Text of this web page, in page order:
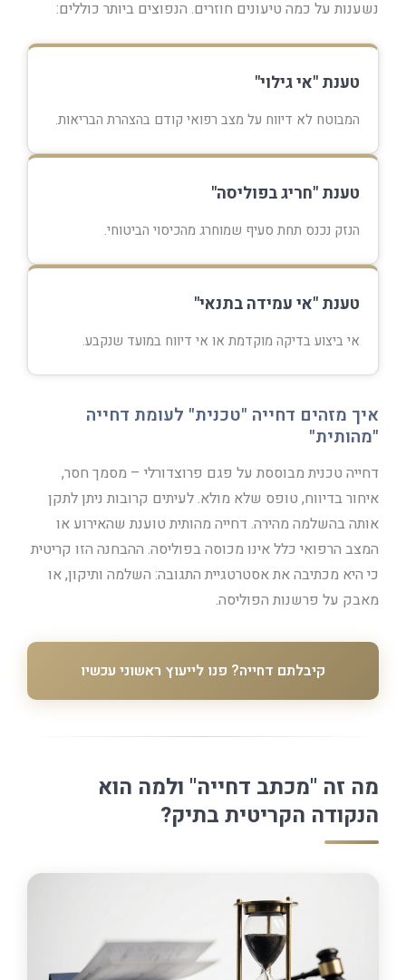
נשענות על כמה טיעונים חוזרים. הנפוצים ביותר כוללים:
טענת "אי גילוי"
המבוטח לא דיווח על מצב רפואי קודם בהצהרת הבריאות.
טענת "חריג בפוליסה"
הנזק נכנס תחת סעיף שמוחרג מהכיסוי הביטוחי.
טענת "אי עמידה בתנאי"
אי ביצוע בדיקה מוקדמת או אי דיווח במועד שנקבע.
איך מזהים דחייה "טכנית" לעומת דחייה
"מהותית"
דחייה טכנית מבוססת על פגם פרוצדורלי – מסמך חסר,
איחור בדיווח, טופס שלא מולא. לעיתים קרובות ניתן לתקן
אותה בהשלמה מהירה. דחייה מהותית טוענת שהאירוע או
המצב הרפואי כלל אינו מכוסה בפוליסה. ההבחנה הזו קריטית
כי היא מכתיבה את אסטרטגיית התגובה: השלמה ותיקון, או
מאבק על פרשנות הפוליסה.
קיבלתם דחייה? פנו לייעוץ ראשוני עכשיו
מה זה "מכתב דחייה" ולמה הוא
הנקודה הקריטית בתיק?